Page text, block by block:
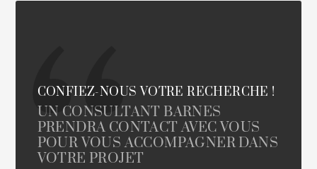
CONFIEZ-NOUS VOTRE RECHERCHE !
UN CONSULTANT BARNES
PRENDRA CONTACT AVEC VOUS
POUR VOUS ACCOMPAGNER DANS
VOTRE PROJET